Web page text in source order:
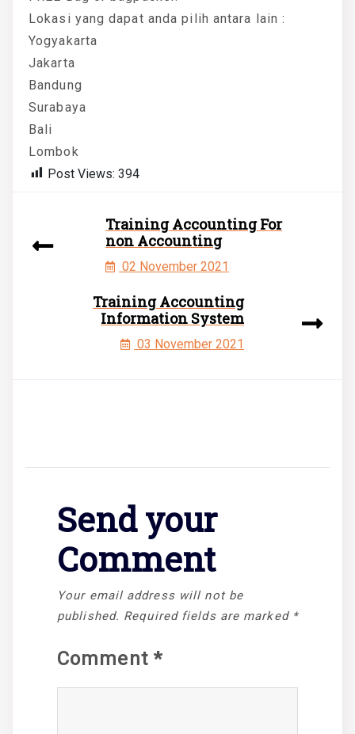
Lokasi yang dapat anda pilih antara lain :
Yogyakarta
Jakarta
Bandung
Surabaya
Bali
Lombok
Post Views: 394
Training Accounting For
non Accounting
02 November 2021
Training Accounting
Information System
03 November 2021
Send your
Comment
Your email address will not be
published. Required fields are marked *
Comment *